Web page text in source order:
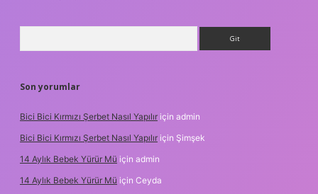
Son yorumlar
Bici Bici Kırmızı Şerbet Nasıl Yapılır için admin
Bici Bici Kırmızı Şerbet Nasıl Yapılır için Şimşek
14 Aylık Bebek Yürür Mü için admin
14 Aylık Bebek Yürür Mü için Ceyda